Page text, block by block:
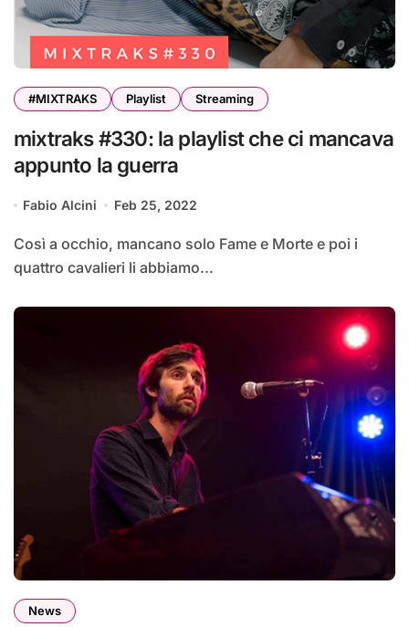
#MIXTRAKS Playlist Streaming
mixtraks #330: la playlist che ci mancava
appunto la guerra
Fabio Alcini Feb 25, 2022
Così a occhio, mancano solo Fame e Morte e poi i
quattro cavalieri li abbiamo...
News